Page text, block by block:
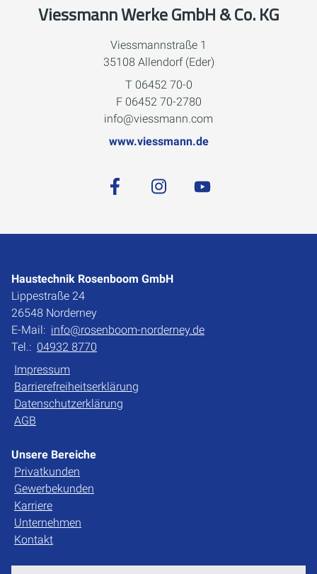
Viessmann Werke GmbH & Co. KG
Viessmannstraße 1
35108 Allendorf (Eder)
T 06452 70-0
F 06452 70-2780
info@viessmann.com
www.viessmann.de
Haustechnik Rosenboom GmbH
Lippestraße 24
26548 Norderney
E-Mail: info@rosenboom-norderney.de
Tel.: 04932 8770
Impressum
Barrierefreiheitserklärung
Datenschutzerklärung
AGB
Unsere Bereiche
Privatkunden
Gewerbekunden
Karriere
Unternehmen
Kontakt